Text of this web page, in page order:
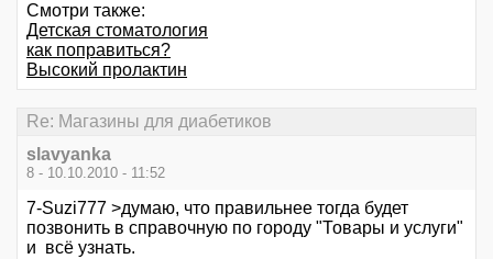
Смотри также:
Детская стоматология
как поправиться?
Высокий пролактин
Re: Магазины для диабетиков
slavyanka
8 - 10.10.2010 - 11:52
7-Suzi777 >думаю, что правильнее тогда будет
позвонить в справочную по городу "Товары и услуги"
и всё узнать.